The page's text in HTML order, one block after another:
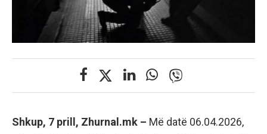
Shkup, 7 prill, Zhurnal.mk – Më datë 06.04.2026,